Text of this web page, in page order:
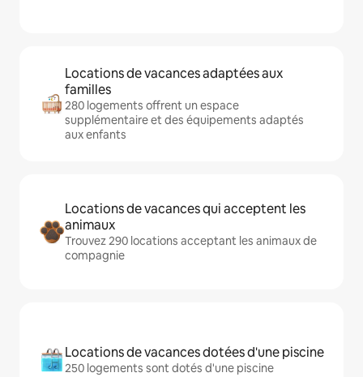
Locations de vacances adaptées aux
familles
280 logements offrent un espace
supplémentaire et des équipements adaptés
aux enfants
Locations de vacances qui acceptent les
animaux
Trouvez 290 locations acceptant les animaux de
compagnie
Locations de vacances dotées d'une piscine
250 logements sont dotés d'une piscine